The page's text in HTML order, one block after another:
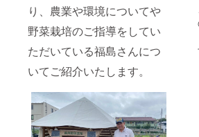
り、農業や環境についてや
野菜栽培のご指導をしてい
ただいている福島さんにつ
いてご紹介いたします。